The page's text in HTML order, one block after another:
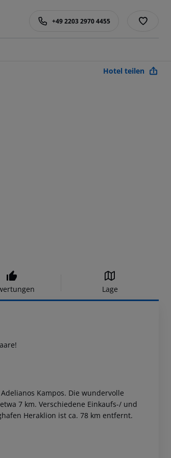
+49 2203 2970 4455
Hotel teilen
Lage
Kampos. Die wundervolle
7 km. Verschiedene Einkaufs-/ und
Heraklion ist ca. 78 km entfernt.